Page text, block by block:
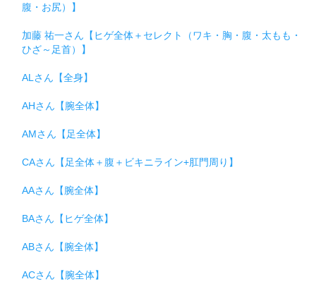
腹・お尻）】
加藤 祐一さん【ヒゲ全体＋セレクト（ワキ・胸・腹・太もも・
ひざ～足首）】
ALさん【全身】
AHさん【腕全体】
AMさん【足全体】
CAさん【足全体＋腹＋ビキニライン+肛門周り】
AAさん【腕全体】
BAさん【ヒゲ全体】
ABさん【腕全体】
ACさん【腕全体】